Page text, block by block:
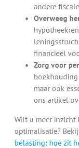
andere
Overweeg
financieel
Zorg voor
maar ook
ons artikel
Wilt u meer inzicht
optimalisatie?
belasting: hoe zit